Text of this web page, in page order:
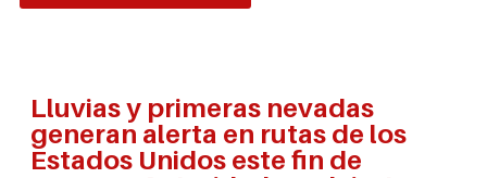
Lluvias y primeras nevadas
generan alerta en rutas de los
Estados Unidos este fin de